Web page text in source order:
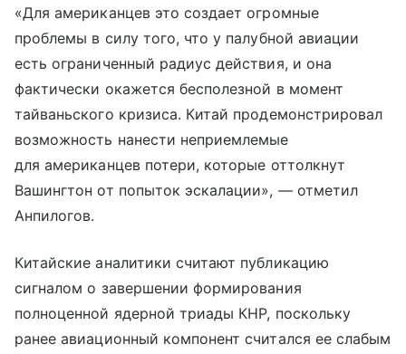
«Для американцев это создает огромные
проблемы в силу того, что у палубной авиации
есть ограниченный радиус действия, и она
фактически окажется бесполезной в момент
тайваньского кризиса. Китай продемонстрировал
возможность нанести неприемлемые
для американцев потери, которые оттолкнут
Вашингтон от попыток эскалации», — отметил
Анпилогов.
Китайские аналитики считают публикацию
сигналом о завершении формирования
полноценной ядерной триады КНР, поскольку
ранее авиационный компонент считался ее слабым